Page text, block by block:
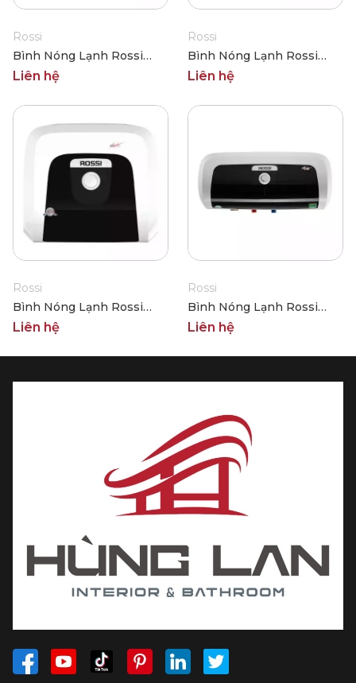
Rossi
Bình Nóng Lạnh Rossi
RSS-30SL
Liên hệ
Rossi
Bình Nóng Lạnh Rossi
RAE-30SQ
Liên hệ
Rossi
Bình Nóng Lạnh Rossi
RAE-20SQ
Liên hệ
Rossi
Bình Nóng Lạnh Rossi
RAE-30SL
Liên hệ